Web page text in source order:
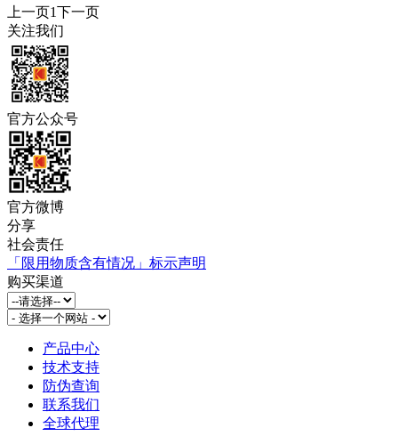
上一页1下一页
关注我们
官方公众号
官方微博
分享
社会责任
「限用物质含有情况」标示声明
购买渠道
产品中心
技术支持
防伪查询
联系我们
全球代理